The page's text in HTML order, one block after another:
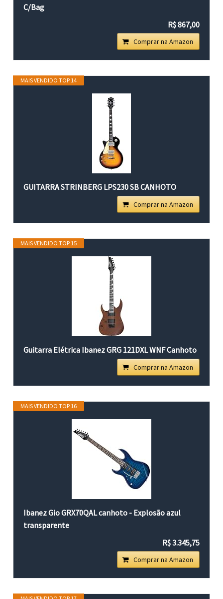
C/Bag
R$ 867,00
Comprar na Amazon
MAIS VENDIDO TOP 14
GUITARRA STRINBERG LPS230 SB CANHOTO
Comprar na Amazon
MAIS VENDIDO TOP 15
Guitarra Elétrica Ibanez GRG 121DXL WNF Canhoto
Comprar na Amazon
MAIS VENDIDO TOP 16
Ibanez Gio GRX70QAL canhoto - Explosão azul
transparente
R$ 3.345,75
Comprar na Amazon